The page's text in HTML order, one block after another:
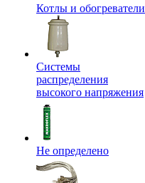
Котлы и обогреватели
Системы
распределения
высокого напряжения
Не определено